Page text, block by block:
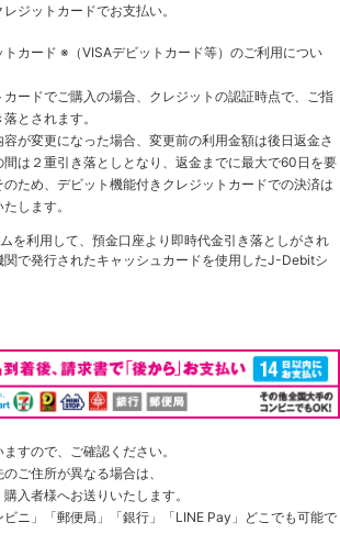
ジットカードでお支払い。
トカード ※（VISAデビットカード等） のご利用につい
ードでご購入の場合、クレジットの認証時点で、ご指
とされます。
が変更になった場合、変更前の利用金額は後日返金さ
は２重引き落としとなり、返金までに最大で60日を要
ため、デビット機能付きクレジットカードでの決済は
します。
を利用して、預金口座より即時代金引き落としがされ
関で発行されたキャッシュカードを使用したJ-Debitシ
すので、ご確認ください。
ご住所が異なる場合は、
入者様へお送りいたします。
ニ」「郵便局」「銀行」「LINE Pay」どこでも可能で